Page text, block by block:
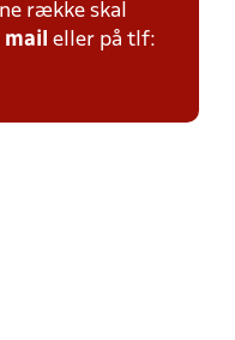
række skal
mail eller på tlf: